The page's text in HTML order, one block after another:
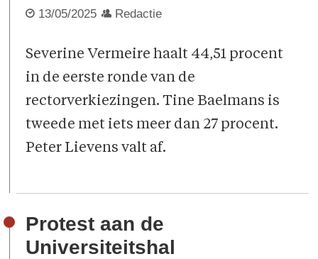
13/05/2025 Redactie
Severine Vermeire haalt 44,51 procent
in de eerste ronde van de
rectorverkiezingen. Tine Baelmans is
tweede met iets meer dan 27 procent.
Peter Lievens valt af.
Protest aan de
Universiteitshal